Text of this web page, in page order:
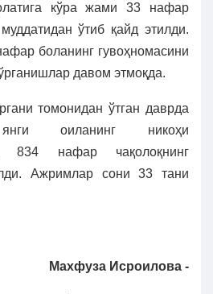
кўра жами 33 нафар
ўтиб қайд этилди.
боланинг гувоҳномасини
давом этмоқда.
томонидан ўтган даврда
оиланинг никоҳи
834 нафар чақолоқнинг
Ажримлар сони 33 тани
Махфуза Исроилова -